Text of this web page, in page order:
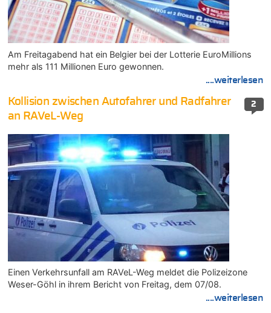
Am Freitagabend hat ein Belgier bei der Lotterie EuroMillions
mehr als 111 Millionen Euro gewonnen.
....weiterlesen
2
Kollision zwischen Autofahrer und Radfahrer
an RAVeL-Weg
Einen Verkehrsunfall am RAVeL-Weg meldet die Polizeizone
Weser-Göhl in ihrem Bericht von Freitag, dem 07/08.
....weiterlesen